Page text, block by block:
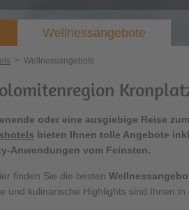
Wellnessangebote
> Wellnessangebote
oder eine ausgiebige Reise
bieten Ihnen tolle Angebote
Anwendungen vom Feinsten.
finden Sie die besten
und kulinarische Highlights sind Ihnen